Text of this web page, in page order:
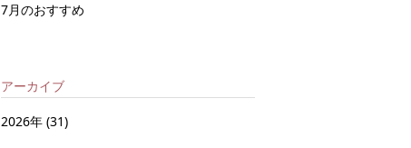
7月のおすすめ
アーカイブ
2026年 (31)